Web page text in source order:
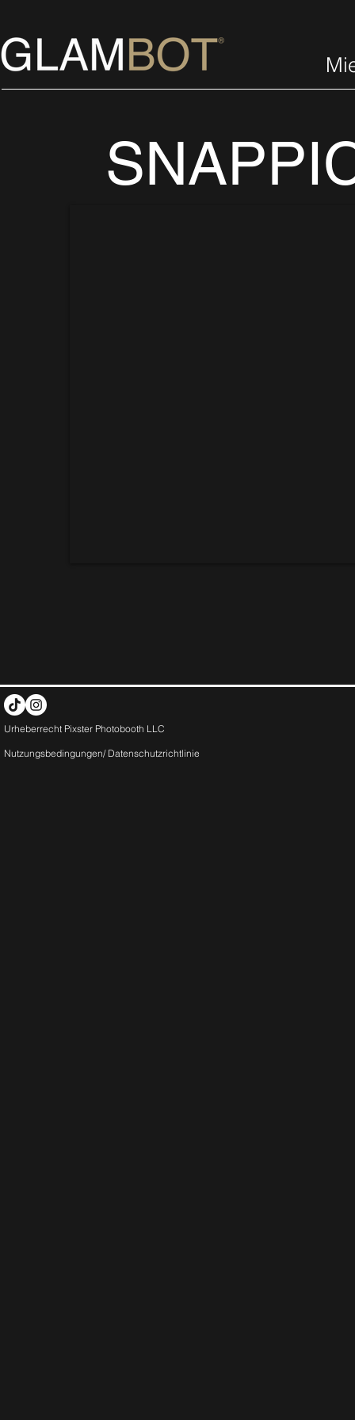
Urheberrecht Pixster Photobooth LLC
Nutzungsbedingungen/ Datenschutzrichtlinie